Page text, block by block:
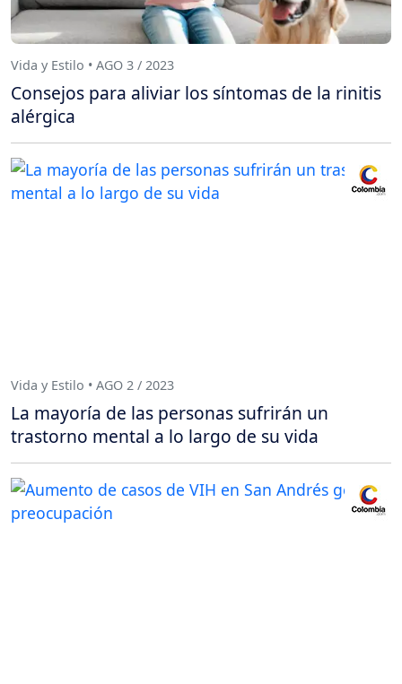
Vida y Estilo • AGO 3 / 2023
Consejos para aliviar los síntomas de la rinitis
alérgica
Vida y Estilo • AGO 2 / 2023
La mayoría de las personas sufrirán un
trastorno mental a lo largo de su vida